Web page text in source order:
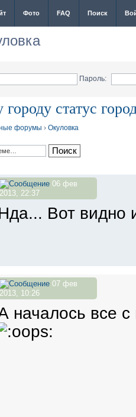
Фото FAQ Поиск
Пароль:
статус
форумы › Окуловка
06 фев
2013, 22:37
Вот видно
07 фев
2013, 10:26
началось все с